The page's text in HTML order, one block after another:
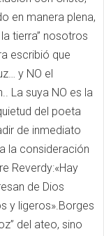
en manera plena,
tierra” nosotros
escribió que
y NO el
La suya NO es la
del poeta
de inmediato
la consideración
Reverdy:«Hay
de Dios
y ligeros».Borges
del ateo, sino